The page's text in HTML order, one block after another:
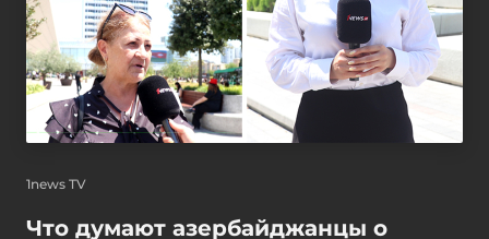
1news TV
Что думают азербайджанцы о